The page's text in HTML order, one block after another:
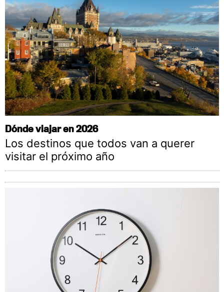
Dónde viajar en 2026
Los destinos que todos van a querer
visitar el próximo año